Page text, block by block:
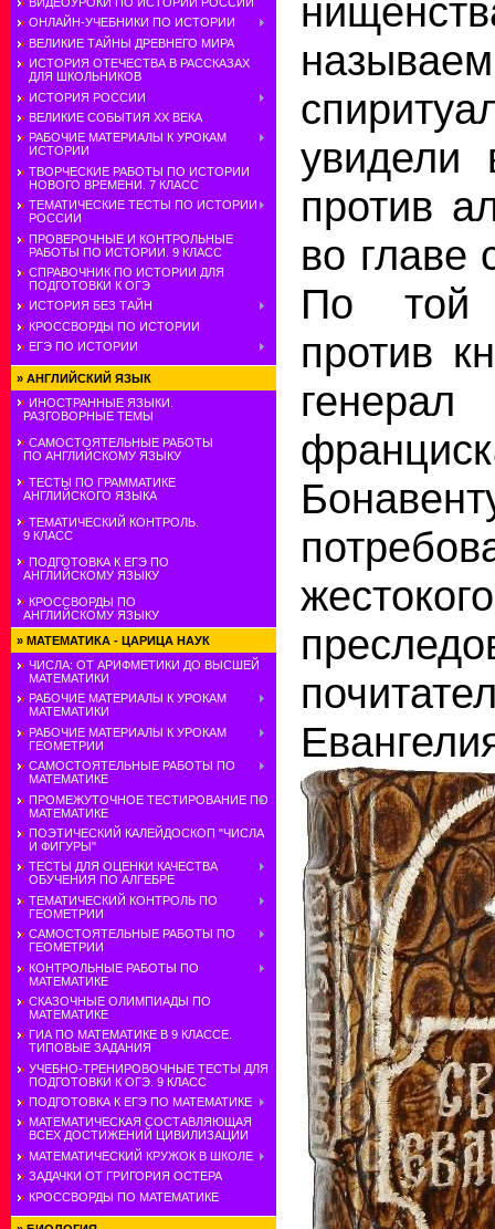
ОНЛАЙН-УЧЕБНИКИ ПО ИСТОРИИ
ВЕЛИКИЕ ТАЙНЫ ДРЕВНЕГО МИРА
ИСТОРИЯ ОТЕЧЕСТВА В РАССКАЗАХ
ДЛЯ ШКОЛЬНИКОВ
ИСТОРИЯ РОССИИ
ВЕЛИКИЕ СОБЫТИЯ ХХ ВЕКА
РАБОЧИЕ МАТЕРИАЛЫ К УРОКАМ
ИСТОРИИ
ТВОРЧЕСКИЕ РАБОТЫ ПО ИСТОРИИ
НОВОГО ВРЕМЕНИ. 7 КЛАСС
ТЕМАТИЧЕСКИЕ ТЕСТЫ ПО ИСТОРИИ
РОССИИ
ПРОВЕРОЧНЫЕ И КОНТРОЛЬНЫЕ
РАБОТЫ ПО ИСТОРИИ. 9 КЛАСС
СПРАВОЧНИК ПО ИСТОРИИ ДЛЯ
ПОДГОТОВКИ К ОГЭ
ИСТОРИЯ БЕЗ ТАЙН
КРОССВОРДЫ ПО ИСТОРИИ
ЕГЭ ПО ИСТОРИИ
» АНГЛИЙСКИЙ ЯЗЫК
ИНОСТРАННЫЕ ЯЗЫКИ.
РАЗГОВОРНЫЕ ТЕМЫ
САМОСТОЯТЕЛЬНЫЕ РАБОТЫ
ПО АНГЛИЙСКОМУ ЯЗЫКУ
ТЕСТЫ ПО ГРАММАТИКЕ
АНГЛИЙСКОГО ЯЗЫКА
ТЕМАТИЧЕСКИЙ КОНТРОЛЬ.
9 КЛАСС
ПОДГОТОВКА К ЕГЭ ПО
АНГЛИЙСКОМУ ЯЗЫКУ
КРОССВОРДЫ ПО
АНГЛИЙСКОМУ ЯЗЫКУ
» МАТЕМАТИКА - ЦАРИЦА НАУК
ЧИСЛА: ОТ АРИФМЕТИКИ ДО ВЫСШЕЙ
МАТЕМАТИКИ
РАБОЧИЕ МАТЕРИАЛЫ К УРОКАМ
МАТЕМАТИКИ
РАБОЧИЕ МАТЕРИАЛЫ К УРОКАМ
ГЕОМЕТРИИ
САМОСТОЯТЕЛЬНЫЕ РАБОТЫ ПО
МАТЕМАТИКЕ
ПРОМЕЖУТОЧНОЕ ТЕСТИРОВАНИЕ ПО
МАТЕМАТИКЕ
ПОЭТИЧЕСКИЙ КАЛЕЙДОСКОП "ЧИСЛА
И ФИГУРЫ"
ТЕСТЫ ДЛЯ ОЦЕНКИ КАЧЕСТВА
ОБУЧЕНИЯ ПО АЛГЕБРЕ
ТЕМАТИЧЕСКИЙ КОНТРОЛЬ ПО
ГЕОМЕТРИИ
САМОСТОЯТЕЛЬНЫЕ РАБОТЫ ПО
ГЕОМЕТРИИ
КОНТРОЛЬНЫЕ РАБОТЫ ПО
МАТЕМАТИКЕ
СКАЗОЧНЫЕ ОЛИМПИАДЫ ПО
МАТЕМАТИКЕ
ГИА ПО МАТЕМАТИКЕ В 9 КЛАССЕ.
ТИПОВЫЕ ЗАДАНИЯ
УЧЕБНО-ТРЕНИРОВОЧНЫЕ ТЕСТЫ ДЛЯ
ПОДГОТОВКИ К ОГЭ. 9 КЛАСС
ПОДГОТОВКА К ЕГЭ ПО МАТЕМАТИКЕ
МАТЕМАТИЧЕСКАЯ СОСТАВЛЯЮЩАЯ
ВСЕХ ДОСТИЖЕНИЙ ЦИВИЛИЗАЦИИ
МАТЕМАТИЧЕСКИЙ КРУЖОК В ШКОЛЕ
ЗАДАЧКИ ОТ ГРИГОРИЯ ОСТЕРА
КРОССВОРДЫ ПО МАТЕМАТИКЕ
увидели
против
во главе
По той
против
жестокого